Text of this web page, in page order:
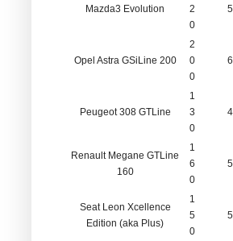
Mazda3 Evolution
2
0
Opel Astra GSiLine 200
2
0
0
Peugeot 308 GTLine
1
3
0
Renault Megane GTLine
160
1
6
0
Seat Leon Xcellence
Edition (aka Plus)
1
5
0